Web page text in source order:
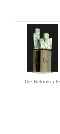
Die Betonköpfe